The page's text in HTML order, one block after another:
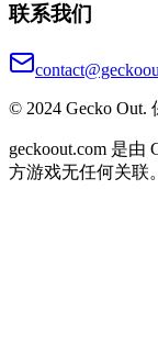
联系我们
© 2024 Gecko Out.
geckoout.com 是
方游戏无任何关联。